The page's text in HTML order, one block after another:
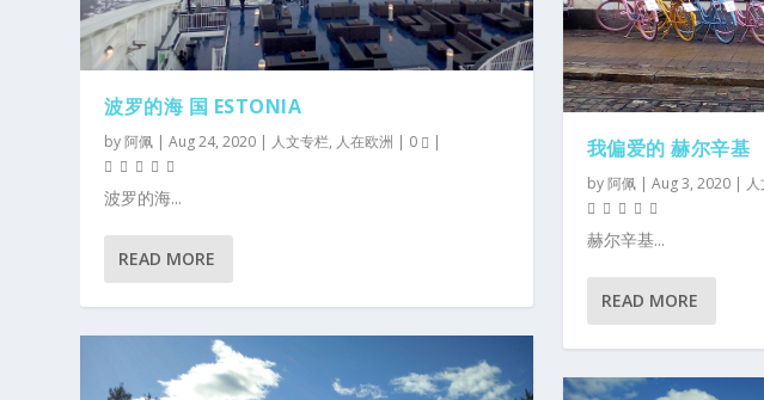
波罗的海 国 ESTONIA
by阿佩 |Aug 24, 2020 | 人文专栏, 人在欧洲 | 0 |
波罗的海...
READ MORE
我偏爱的 赫尔辛基
by阿佩| Aug 3, 2020|
赫尔辛基...
READ MORE